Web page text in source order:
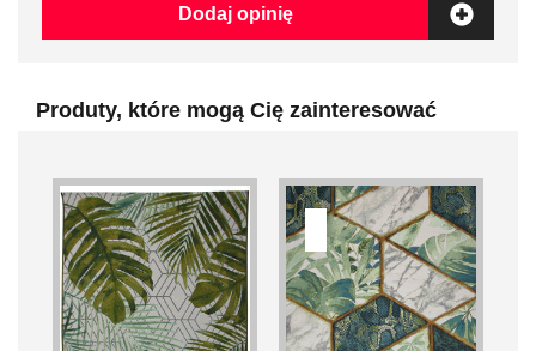
Dodaj opinię
Produty, które mogą Cię zainteresować